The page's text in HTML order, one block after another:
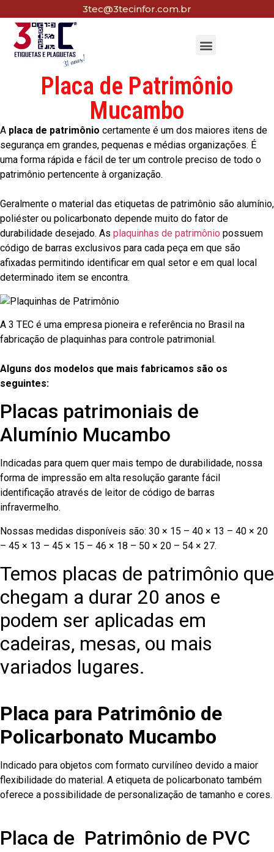
3tec@3tecinfor.com.br
Placa de Patrimônio
Mucambo
A placa de patrimônio certamente é um dos maiores itens de
segurança em grandes, pequenas e médias organizações. É
uma forma rápida e fácil de ter um controle preciso de todo o
patrimônio pertencente à organização.
Geralmente o material das etiquetas de patrimônio são alumínio,
poliéster ou policarbonato depende muito do fator de
durabilidade desejado. As plaquinhas de patrimônio possuem
código de barras exclusivos para cada peça em que são
afixadas permitindo identificar em qual setor e em qual local
determinado item se encontra.
A 3 TEC é uma empresa pioneira e referência no Brasil na
fabricação de plaquinhas para controle patrimonial.
Alguns dos modelos que mais fabricamos são os
seguintes:
Placas patrimoniais de
Alumínio Mucambo
Indicadas para quem quer mais tempo de durabilidade, nossa
forma de impressão em alta resolução garante fácil
identificação através de leitor de código de barras
infravermelho.
Nossas medidas disponíveis são: 30 × 15 – 40 × 13 – 40 × 20
– 45 × 13 – 45 × 15 – 46 × 18 – 50 × 20 – 54 × 27.
Temos placas de patrimônio que
chegam a durar 20 anos e
podem ser aplicadas em
cadeiras, mesas, ou mais
variados lugares.
Placa para Patrimônio de
Policarbonato Mucambo
Indicado para objetos com formato curvilíneo devido a maior
flexibilidade do material. A etiqueta de policarbonato também
oferece a possibilidade de personalização de tamanho e cores.
Placa de Patrimônio de PVC